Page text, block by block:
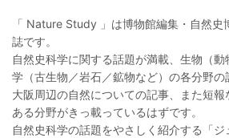
「 Nature Study 」は博物館編集・自然史
誌です。
自然史科学に関する話題が満載、生物（
学（古生物／岩石／鉱物など）の各分野の
大阪周辺の自然についての記事、また短
ある分野がきっ載っているはずです。
自然史科学の話題をやさしく紹介する「ジ